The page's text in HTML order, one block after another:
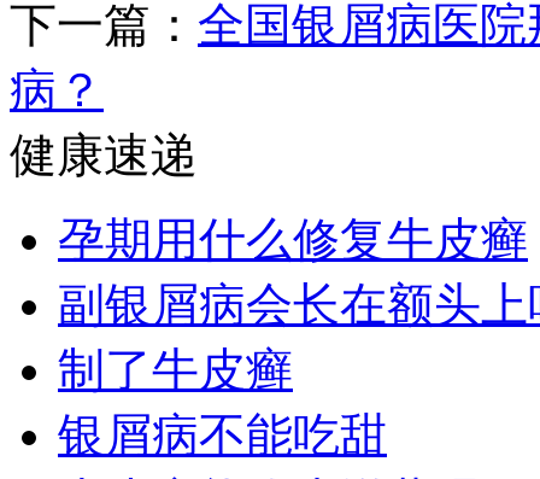
下一篇： 全国银屑病医
病？
健康速递
孕期用什么修复牛皮癣
副银屑病会长在额头上
制了牛皮癣
银屑病不能吃甜